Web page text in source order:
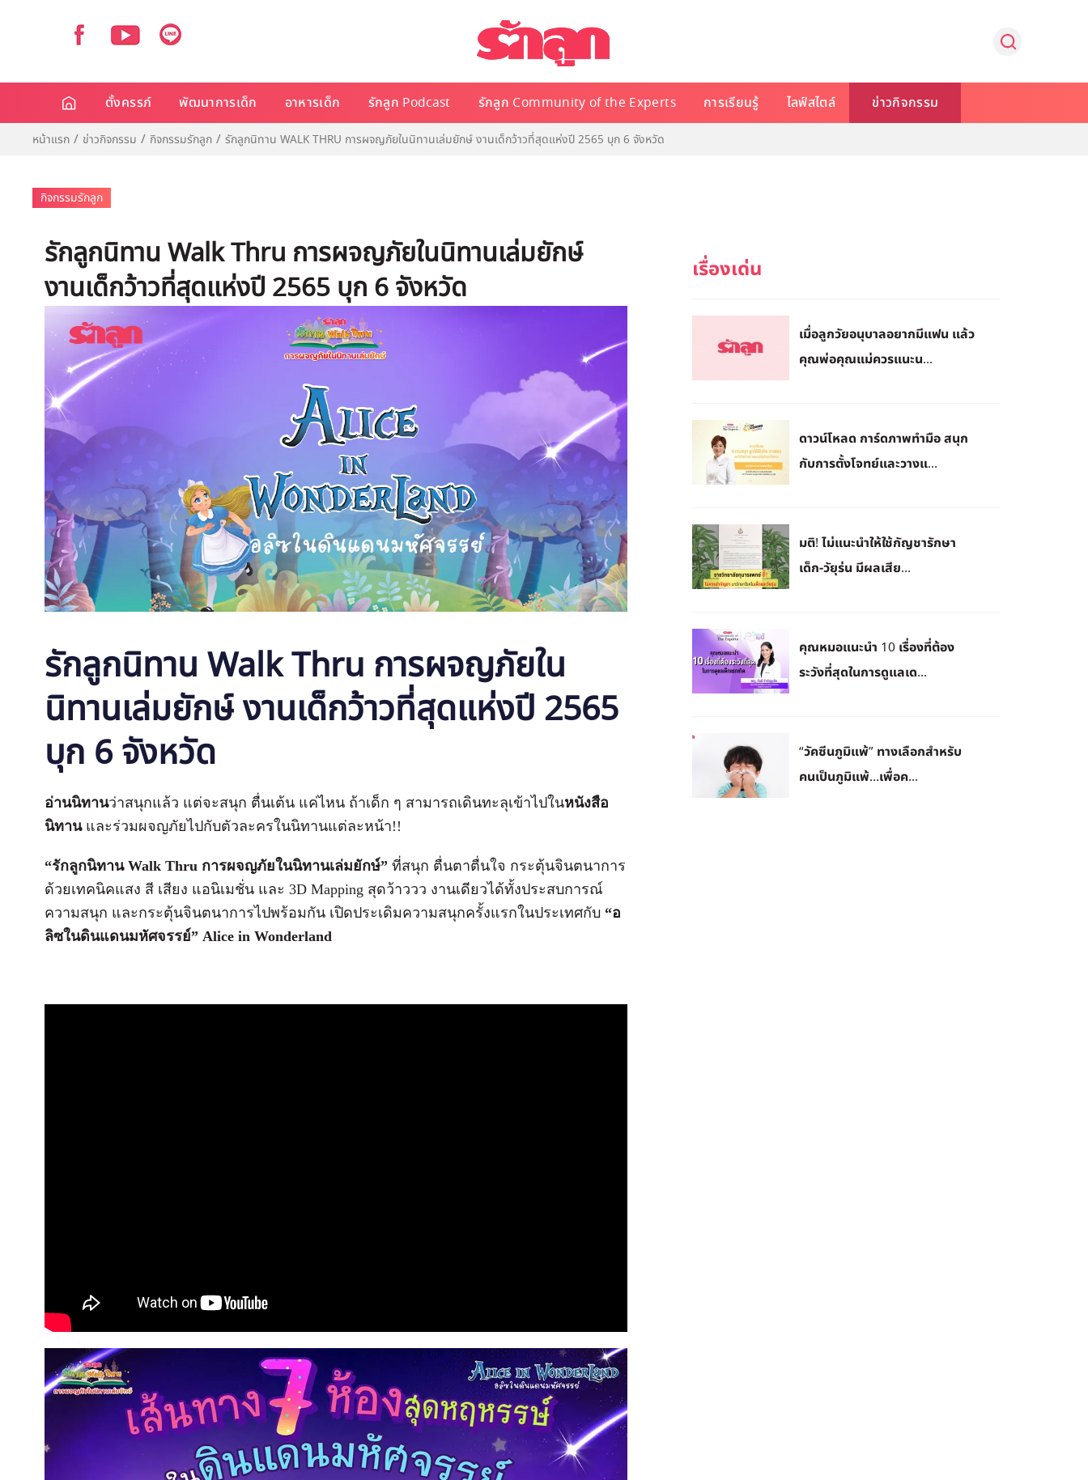
ตั้งครรภ์ พัฒนาการเด็ก อาหารเด็ก รักลูก Podcast รักลูก Community of the Experts การเรียนรู้ ไลฟ์สไตล์ ข่าวกิจกรรม
หน้าแรก ข่าวกิจกรรม กิจกรรมรักลูก รักลูกนิทาน WALK THRU การผจญภัยในนิทานเล่มยักษ์ งานเด็กว้าวที่สุดแห่งปี 2565 บุก 6 จังหวัด
กิจกรรมรักลูก
รักลูกนิทาน Walk Thru การผจญภัยในนิทานเล่มยักษ์
งานเด็กว้าวที่สุดแห่งปี 2565 บุก 6 จังหวัด
รักลูกนิทาน Walk Thru การผจญภัยใน
นิทานเล่มยักษ์ งานเด็กว้าวที่สุดแห่งปี 2565
บุก 6 จังหวัด
อ่านนิทานว่าสนุกแล้ว แต่จะสนุก ตื่นเต้น แค่ไหน ถ้าเด็ก ๆ สามารถเดินทะลุเข้าไปในหนังสือ
นิทานและร่วมผจญภัยไปกับตัวละครในนิทานแต่ละหน้า!!
“รักลูกนิทาน Walk Thru การผจญภัยในนิทานเล่มยักษ์” ที่สนุก ตื่นตาตื่นใจ กระตุ้นจินตนาการ
ด้วยเทคนิคแสง สี เสียง แอนิเมชั่น และ 3D Mapping สุดว้าววว งานเดียวได้ทั้งประสบการณ์
ความสนุก และกระตุ้นจินตนาการไปพร้อมกัน เปิดประเดิมความสนุกครั้งแรกในประเทศกับ “อ
ลิซในดินแดนมหัศจรรย์” Alice in Wonderland
เมื่อลูกวัยอนุบาลอยากมีแฟน แล้ว
คุณพ่อคุณแม่ควรแนะน...
ดาวน์โหลด การ์ดภาพทำมือ สนุก
กับการตั้งโจทย์และวางแ...
มติ! ไม่แนะนำให้ใช้กัญชารักษา
เด็ก-วัยุร่น มีผลเสีย...
คุณหมอแนะนำ 10 เรื่องที่ต้อง
ระวังที่สุดในการดูแลเด...
“วัคซีนภูมิแพ้” ทางเลือกสำหรับ
คนเป็นภูมิแพ้…เพื่อค...